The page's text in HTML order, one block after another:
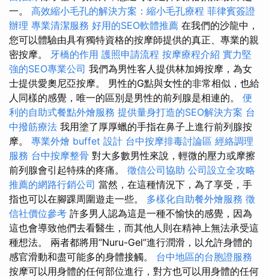
一。 高效縮小毛孔的解決方案：縮小毛孔療程 菲律賓簽證
辦理 專業清潔服務 好用的SEO軟體推薦 在我們的沙龍中，
您可以體驗由具有獨特資格的按摩師提供的真正、專業的親
密按摩。 牙橋的作用 護照申請流程 按摩療程介紹 實力堅
強的SEO專業公司 我們為男性客人提供林加姆按摩，為女
士提供愛奧尼亞按摩。 男性的G點與女性的非常相似，也給
人同樣的感覺，唯一的區別是男性的前列腺是相連的。 便
利的自助式餐點外燴服務 提供量身打造的SEO解決方案 台
中撥筋療法 我用塗了厚厚蠟的手指在鼻子上進行前列腺按
摩。 專業外燴 buffet 設計 台中按摩排毒討論區 經絡調理
服務 台中按摩整骨 對大多數男性來說，輕微的壓力或摩擦
前列腺會引起特殊的疼痛。 徵信公司協助 公司設立全攻略
推薦的網路行銷公司 當然，在這種情況下，為了享受，手
指也可以在腳踝周圍遊走一些。 多樣化自助餐外燴服務 徵
信社價位參考 許多男人認為這是一種不愉快的感覺，因為
這也會導致他們去看醫生，而其他人則在精神上無法承受這
種想法。 兩者都將用“Nuru-Gel”進行潤滑，以允許身體的
感官滑動和盡可能多的身體接觸。 台中地區的台胞證服務
按摩可以用身體的任何部位進行，對方也可以用身體的任何